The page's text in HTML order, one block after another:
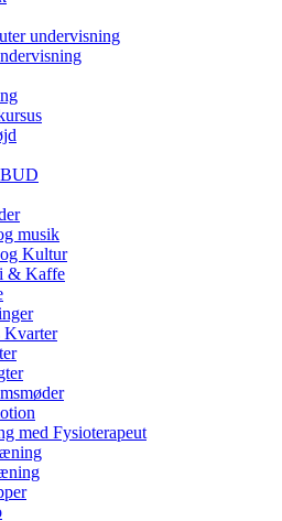
undervisning
musik
Kultur
& Kaffe
Kvarter
med Fysioterapeut